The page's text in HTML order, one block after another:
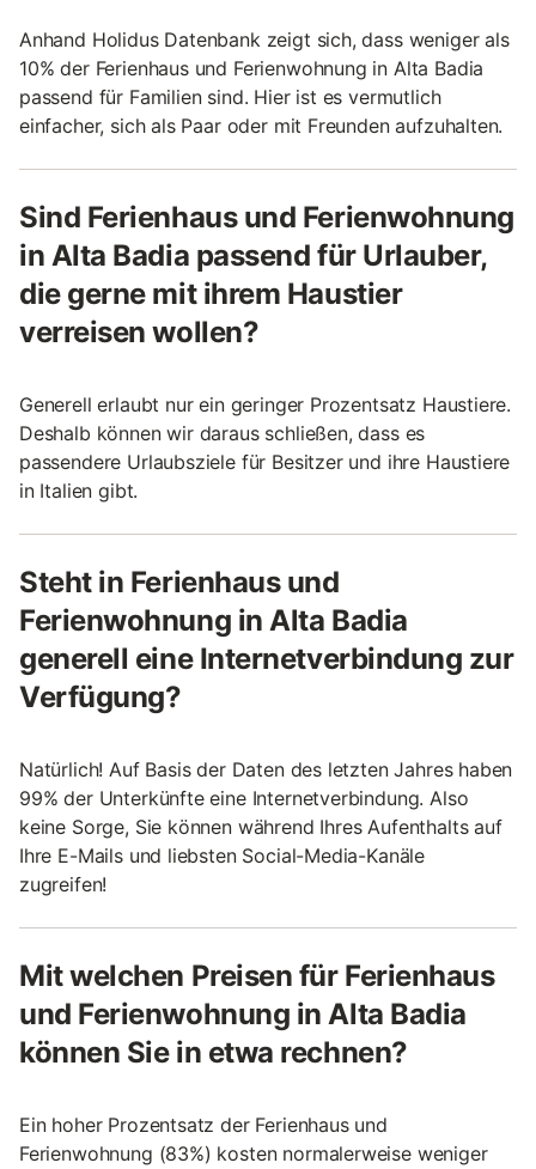
Anhand Holidus Datenbank zeigt sich, dass weniger als
10% der Ferienhaus und Ferienwohnung in Alta Badia
passend für Familien sind. Hier ist es vermutlich
einfacher, sich als Paar oder mit Freunden aufzuhalten.
Sind Ferienhaus und Ferienwohnung
in Alta Badia passend für Urlauber,
die gerne mit ihrem Haustier
verreisen wollen?
Generell erlaubt nur ein geringer Prozentsatz Haustiere.
Deshalb können wir daraus schließen, dass es
passendere Urlaubsziele für Besitzer und ihre Haustiere
in Italien gibt.
Steht in Ferienhaus und
Ferienwohnung in Alta Badia
generell eine Internetverbindung zur
Verfügung?
Natürlich! Auf Basis der Daten des letzten Jahres haben
99% der Unterkünfte eine Internetverbindung. Also
keine Sorge, Sie können während Ihres Aufenthalts auf
Ihre E-Mails und liebsten Social-Media-Kanäle
zugreifen!
Mit welchen Preisen für Ferienhaus
und Ferienwohnung in Alta Badia
können Sie in etwa rechnen?
Ein hoher Prozentsatz der Ferienhaus und
Ferienwohnung (83%) kosten normalerweise weniger